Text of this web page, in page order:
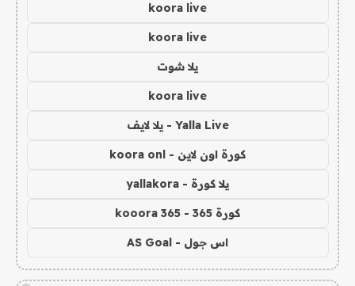
koora live
koora live
يلا شوت
koora live
Yalla Live - يلا لايف
كورة اون لاين - koora onl
يلا كورة - yallakora
كورة 365 - kooora 365
اس جول - AS Goal